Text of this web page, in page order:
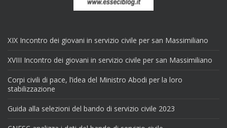
XIX Incontro dei giovani in servizio civile per san Massimiliano
XVIII Incontro dei giovani in servizio civile per san Massimiliano
Corpi civili di pace, l’idea del Ministro Abodi per la loro
stabilizzazione
Guida alla selezioni del bando di servizio civile 2023